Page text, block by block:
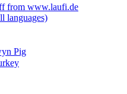
from www.laufi.de
languages)
Pig